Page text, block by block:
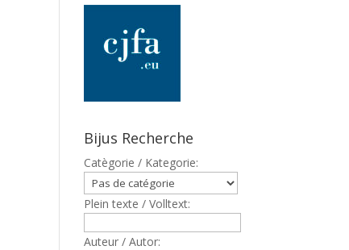
Bijus Recherche
Catègorie / Kategorie:
Plein texte / Volltext:
Auteur / Autor: